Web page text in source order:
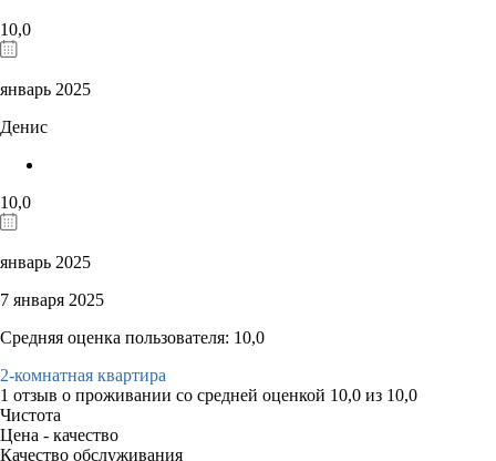
10,0
январь 2025
Денис
10,0
январь 2025
7 января 2025
Средняя оценка пользователя: 10,0
2-комнатная квартира
1 отзыв о проживании со средней оценкой 10,0 из 10,0
Чистота
Цена - качество
Качество обслуживания